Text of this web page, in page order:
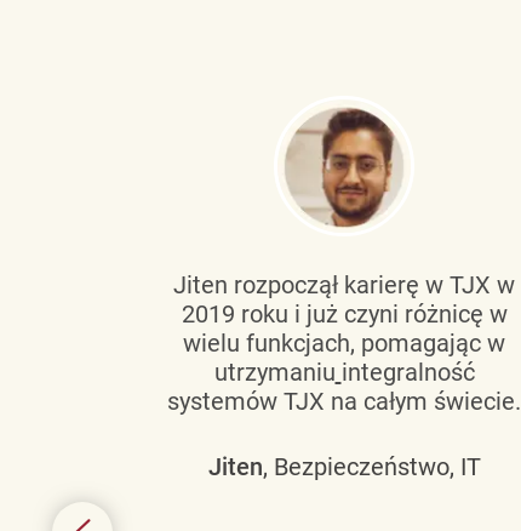
Jiten rozpoczął karierę w TJX w
2019 roku i już czyni różnicę w
wielu funkcjach, pomagając w
utrzymaniu integralność
systemów TJX na całym świecie.
Jiten, Bezpieczeństwo, IT